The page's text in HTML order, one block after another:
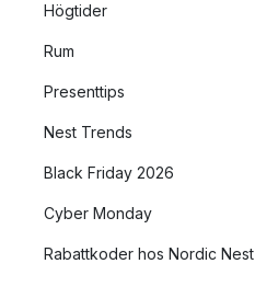
Högtider
Rum
Presenttips
Nest Trends
Black Friday 2026
Cyber Monday
Rabattkoder hos Nordic Nest